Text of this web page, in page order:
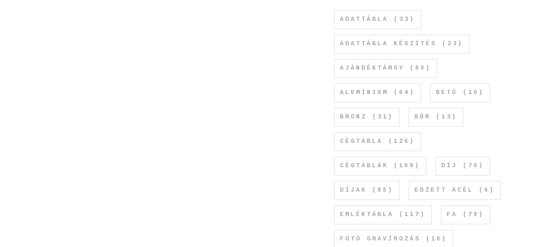
ADATTÁBLA (33)
ADATTÁBLA KÉSZÍTÉS (23)
AJÁNDÉKTÁRGY (89)
ALUMÍNIUM (64) BETŰ (10)
BRONZ (31) BŐR (13)
CÉGTÁBLA (126)
CÉGTÁBLÁK (109) DÍJ (70)
DÍJAK (85) EDZETT ACÉL (6)
EMLÉKTÁBLA (117) FA (79)
FOTÓ GRAVÍROZÁS (10)